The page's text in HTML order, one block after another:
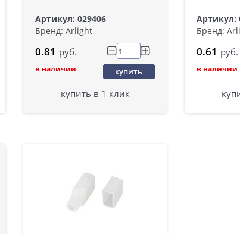
Артикул: 029406
Бренд: Arlight
0.81 руб.
в наличии купить
купить в 1 клик
Артикул:
Бренд:
0.61 руб.
в наличии